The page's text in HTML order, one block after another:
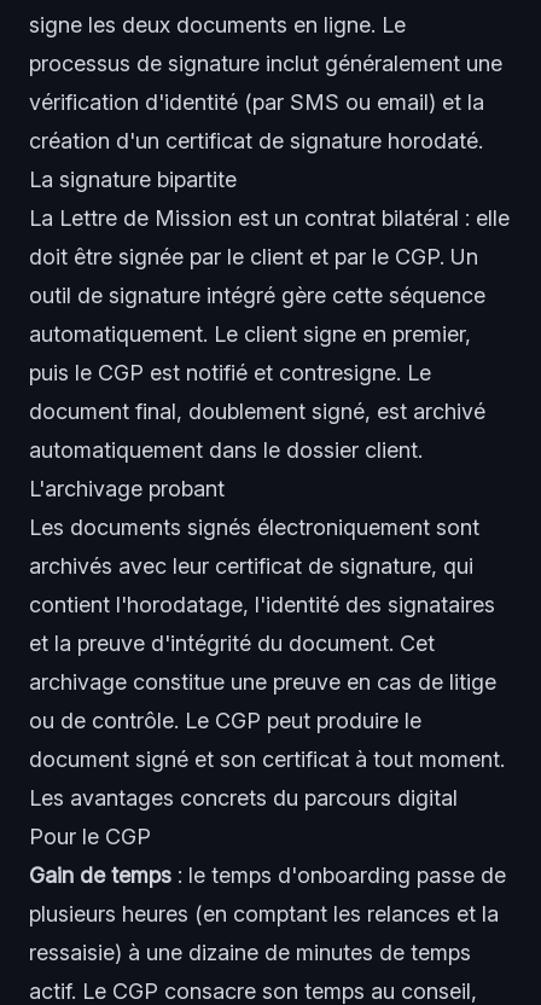
signe les deux documents en ligne. Le
processus de signature inclut généralement une
vérification d'identité (par SMS ou email) et la
création d'un certificat de signature horodaté.
La signature bipartite
La Lettre de Mission est un contrat bilatéral : elle
doit être signée par le client et par le CGP. Un
outil de signature intégré gère cette séquence
automatiquement. Le client signe en premier,
puis le CGP est notifié et contresigne. Le
document final, doublement signé, est archivé
automatiquement dans le dossier client.
L'archivage probant
Les documents signés électroniquement sont
archivés avec leur certificat de signature, qui
contient l'horodatage, l'identité des signataires
et la preuve d'intégrité du document. Cet
archivage constitue une preuve en cas de litige
ou de contrôle. Le CGP peut produire le
document signé et son certificat à tout moment.
Les avantages concrets du parcours digital
Pour le CGP
Gain de temps : le temps d'onboarding passe de
plusieurs heures (en comptant les relances et la
ressaisie) à une dizaine de minutes de temps
actif. Le CGP consacre son temps au conseil,